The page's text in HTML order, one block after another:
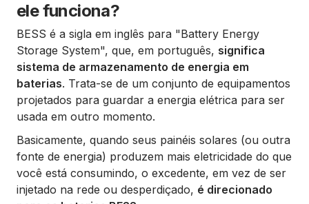
ele funciona?
BESS é a sigla em inglês para "Battery Energy
Storage System", que, em português, significa
sistema de armazenamento de energia em
baterias. Trata-se de um conjunto de equipamentos
projetados para guardar a energia elétrica para ser
usada em outro momento.
Basicamente, quando seus painéis solares (ou outra
fonte de energia) produzem mais eletricidade do que
você está consumindo, o excedente, em vez de ser
injetado na rede ou desperdiçado, é direcionado